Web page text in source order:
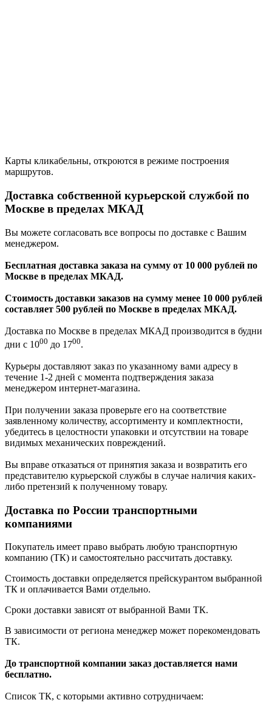
Карты кликабельны, откроются в режиме построения
маршрутов.
Доставка собственной курьерской службой по
Москве в пределах МКАД
Вы можете согласовать все вопросы по доставке с Вашим
менеджером.
Бесплатная доставка заказа на сумму от 10 000 рублей по
Москве в пределах МКАД.
Стоимость доставки заказов на сумму менее 10 000 рублей
составляет 500 рублей по Москве в пределах МКАД.
Доставка по Москве в пределах МКАД производится в будни
дни с 1000 до 1700.
Курьеры доставляют заказ по указанному вами адресу в
течение 1-2 дней с момента подтверждения заказа
менеджером интернет-магазина.
При получении заказа проверьте его на соответствие
заявленному количеству, ассортименту и комплектности,
убедитесь в целостности упаковки и отсутствии на товаре
видимых механических повреждений.
Вы вправе отказаться от принятия заказа и возвратить его
представителю курьерской службы в случае наличия каких-
либо претензий к полученному товару.
Доставка по России транспортными
компаниями
Покупатель имеет право выбрать любую транспортную
компанию (ТК) и самостоятельно рассчитать доставку.
Стоимость доставки определяется прейскурантом выбранной
ТК и оплачивается Вами отдельно.
Сроки доставки зависят от выбранной Вами ТК.
В зависимости от региона менеджер может порекомендовать
ТК.
До транспортной компании заказ доставляется нами
бесплатно.
Список ТК, с которыми активно сотрудничаем: